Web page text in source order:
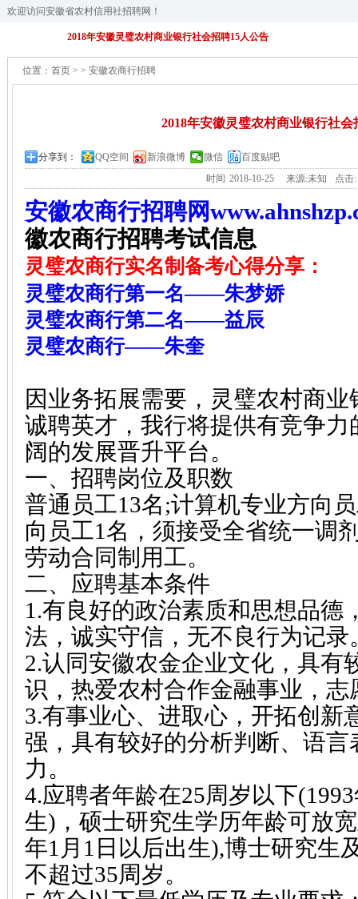
欢迎访问安徽省农村信用社招聘网！
2018年安徽灵璧农村商业银行社会招聘15人公告
位置： 首页 > > 安徽农商行招聘
2018年安徽灵璧农村商业银行社会
分享到： QQ空间 新浪微博 微信
百度贴吧
时间 2018-10-25 来源:未知 点击:
安徽农商行招聘网
徽农商行招聘考试信息
灵璧农商行实名制备考心得分享：
灵璧农商行第一名——朱梦娇
灵璧农商行第二名——益辰
灵璧农商行——朱奎
因业务拓展需要，灵璧农村商
诚聘英才，我行将提供有竞争
阔的发展晋升平台。
一、招聘岗位及职数
普通员工13名;计算机专业方向
向员工1名，须接受全省统一调
劳动合同制用工。
二、应聘基本条件
1.有良好的政治素质和思想品德
法，诚实守信，无不良行为记录
2.认同安徽农金企业文化，具有
识，热爱农村合作金融事业，志
3.有事业心、进取心，开拓创新
强，具有较好的分析判断、语
力。
4.应聘者年龄在25周岁以下
生)，硕士研究生学历年龄可放
年1月1日以后出生),博士研究生
不超过35周岁。